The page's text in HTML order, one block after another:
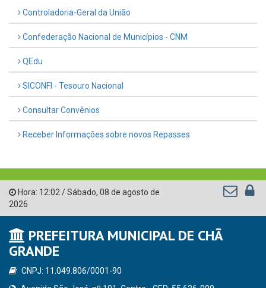
Controladoria-Geral da União
Confederação Nacional de Municípios - CNM
QEdu
SICONFI - Tesouro Nacional
Consultar Convênios
Receber Informações sobre novos Repasses
Hora: 12:02/Sábado, 08 de agosto de
2026
PREFEITURA MUNICIPAL DE CHÃ
GRANDE
CNPJ: 11.049.806/0001-90